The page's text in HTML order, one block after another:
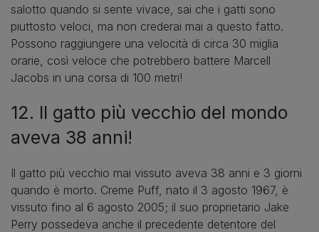
salotto quando si sente vivace, sai che i gatti sono
piuttosto veloci, ma non crederai mai a questo fatto.
Possono raggiungere una velocità di circa 30 miglia
orarie, così veloce che potrebbero battere Marcell
Jacobs in una corsa di 100 metri!
12. Il gatto più vecchio del mondo
aveva 38 anni!
Il gatto più vecchio mai vissuto aveva 38 anni e 3 giorni
quando è morto. Creme Puff, nato il 3 agosto 1967, è
vissuto fino al 6 agosto 2005; il suo proprietario Jake
Perry possedeva anche il precedente detentore del